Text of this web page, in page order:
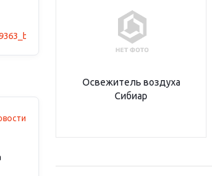
Освежитель воздуха
Сибиар